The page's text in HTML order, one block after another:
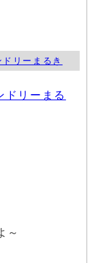
リーまるき
ドリーまる
～